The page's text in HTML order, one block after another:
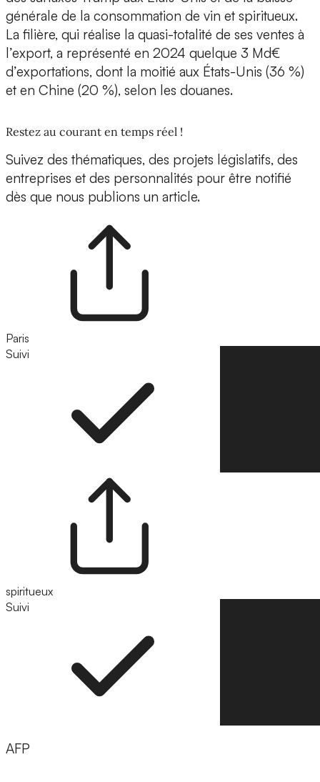
générale de la consommation de vin et spiritueux.
La filière, qui réalise la quasi-totalité de ses ventes à
l’export, a représenté en 2024 quelque 3 Md€
d’exportations, dont la moitié aux États-Unis (36 %)
et en Chine (20 %), selon les douanes.
Restez au courant en temps réel !
Suivez des thématiques, des projets législatifs, des
entreprises et des personnalités pour être notifié
dès que nous publions un article.
Paris
Suivi
spiritueux
Suivi
AFP